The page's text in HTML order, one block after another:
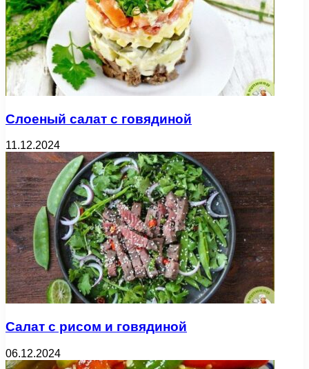
Слоеный салат с говядиной
11.12.2024
Салат с рисом и говядиной
06.12.2024